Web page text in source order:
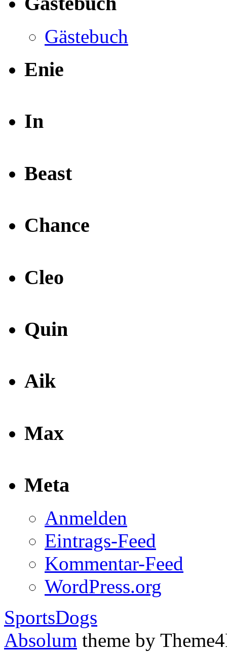
Gästebuch
Enie
In
Beast
Chance
Cleo
Quin
Aik
Max
Meta
Anmelden
Eintrags-Feed
Kommentar-Feed
WordPress.org
SportsDogs
Absolum theme by